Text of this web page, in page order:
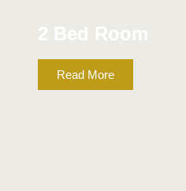
2 Bed Room
Read More